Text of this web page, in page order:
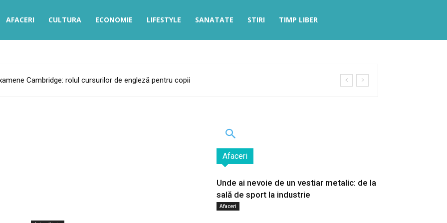
StiriAFACERI CULTURA ECONOMIE LIFESTYLE SANATATE STIRI TIMP LIBER
Cambridge: rolul cursurilor de engleză pentru copii
Afaceri
Unde ai nevoie de un vestiar metalic: de la
sală de sport la industrie
Afaceri